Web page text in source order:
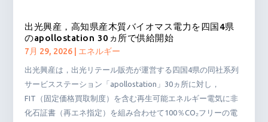
出光興産，高知県産木質バイオマス電力を四国4県
のapollostation 30ヵ所で供給開始
7月 29, 2026 エネルギー
出光興産は，出光リテール販売が運営する四国4県の同社系列
サービスステーション「apollostation」30ヵ所に対し，
FIT（固定価格買取制度）を含む再生可能エネルギー電気に非
化石証書（再エネ指定）を組み合わせて100％CO₂フリーの電